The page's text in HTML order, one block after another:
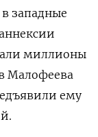
западные
миллионы
Малофеева
ему